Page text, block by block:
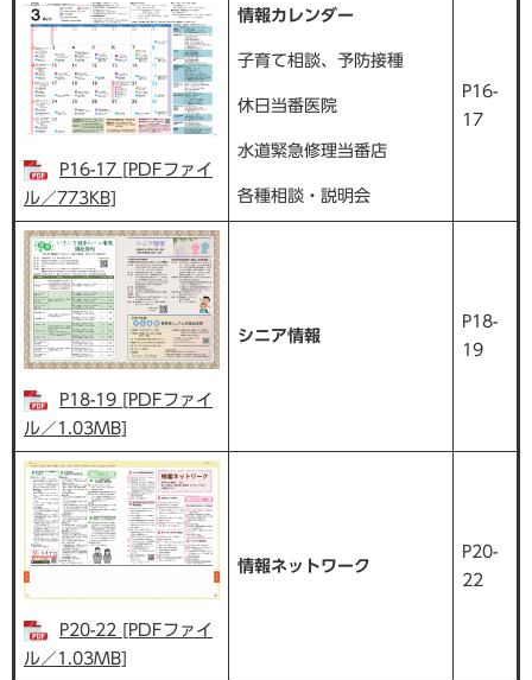
P16-17 [PDFファイ
ル／773KB]
情報カレンダー
子育て相談、予防接種
休日当番医院
水道緊急修理当番店
各種相談・説明会
P16-
17
P18-19 [PDFファイ
ル／1.03MB]
シニア情報
P18-
19
P20-22 [PDFファイ
ル／1.03MB]
情報ネットワーク
P20-
22